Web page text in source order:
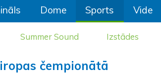
Dome Sports Vide
Summer Sound Izstādes
čempionātā